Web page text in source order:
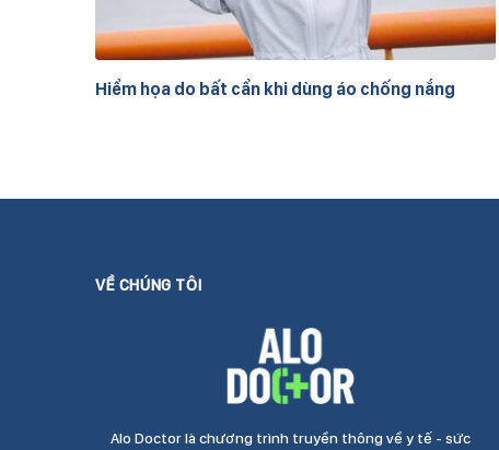
Hiểm họa do bất cẩn khi dùng áo chống nắng
VỀ CHÚNG TÔI
Alo Doctor là chương trình truyền thông về y tế - sức